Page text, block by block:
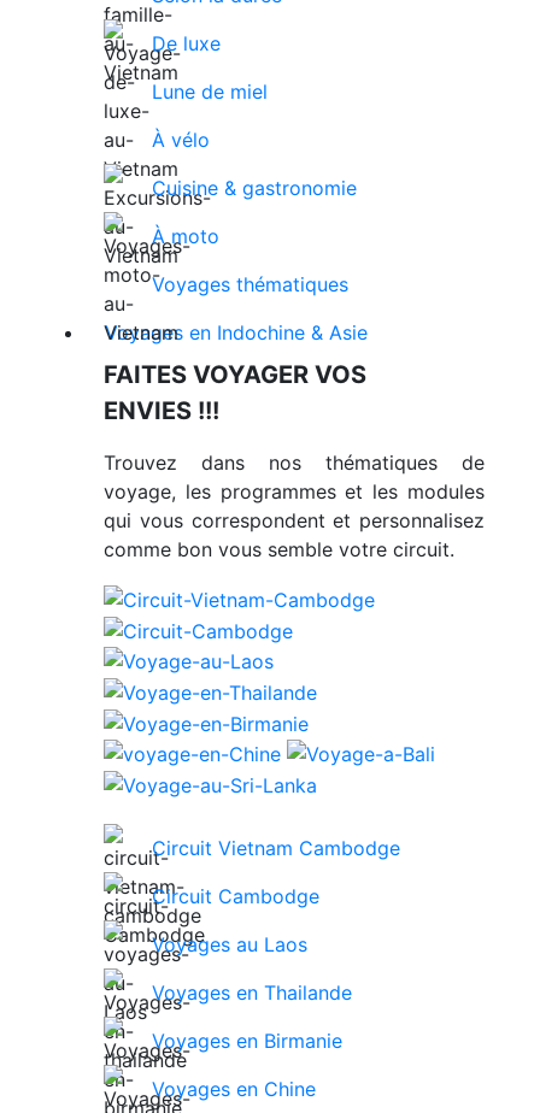
De luxe
Lune de miel
À vélo
Cuisine & gastronomie
À moto
Voyages thématiques
Voyages en Indochine & Asie
FAITES VOYAGER VOS
ENVIES !!!
Trouvez dans nos thématiques de
voyage, les programmes et les modules
qui vous correspondent et personnalisez
comme bon vous semble votre circuit.
Circuit Vietnam Cambodge
Circuit Cambodge
Voyages au Laos
Voyages en Thailande
Voyages en Birmanie
Voyages en Chine